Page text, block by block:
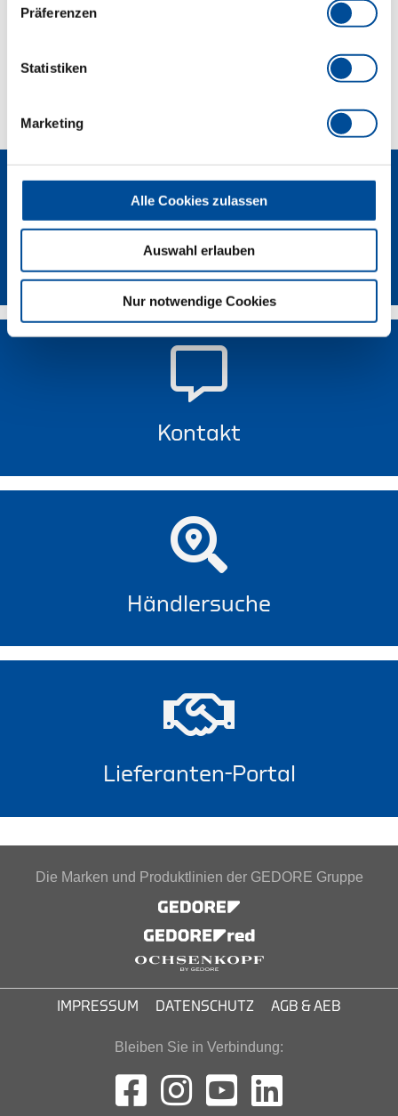
Präferenzen
Statistiken
Marketing
Alle Cookies zulassen
Auswahl erlauben
Nur notwendige Cookies
Newsletter
Kontakt
Händlersuche
Lieferanten-Portal
Die Marken und Produktlinien der GEDORE Gruppe
IMPRESSUM DATENSCHUTZ AGB & AEB
Bleiben Sie in Verbindung: